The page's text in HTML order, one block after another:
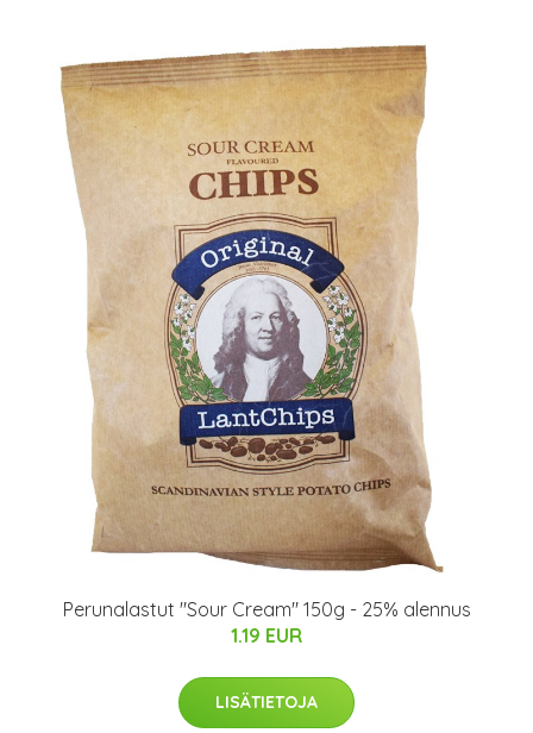
Perunalastut "Sour Cream" 150g - 25% alennus
1.19 EUR
LISÄTIETOJA